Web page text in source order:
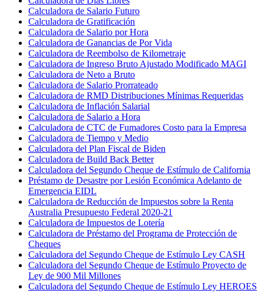
Calculadora de Salario Futuro
Calculadora de Gratificación
Calculadora de Salario por Hora
Calculadora de Ganancias de Por Vida
Calculadora de Reembolso de Kilometraje
Calculadora de Ingreso Bruto Ajustado Modificado MAGI
Calculadora de Neto a Bruto
Calculadora de Salario Prorrateado
Calculadora de RMD Distribuciones Mínimas Requeridas
Calculadora de Inflación Salarial
Calculadora de Salario a Hora
Calculadora de CTC de Fumadores Costo para la Empresa
Calculadora de Tiempo y Medio
Calculadora del Plan Fiscal de Biden
Calculadora de Build Back Better
Calculadora del Segundo Cheque de Estímulo de California
Préstamo de Desastre por Lesión Económica Adelanto de
Emergencia EIDL
Calculadora de Reducción de Impuestos sobre la Renta
Australia Presupuesto Federal 2020-21
Calculadora de Impuestos de Lotería
Calculadora de Préstamo del Programa de Protección de
Cheques
Calculadora del Segundo Cheque de Estímulo Ley CASH
Calculadora del Segundo Cheque de Estímulo Proyecto de
Ley de 900 Mil Millones
Calculadora del Segundo Cheque de Estímulo Ley HEROES